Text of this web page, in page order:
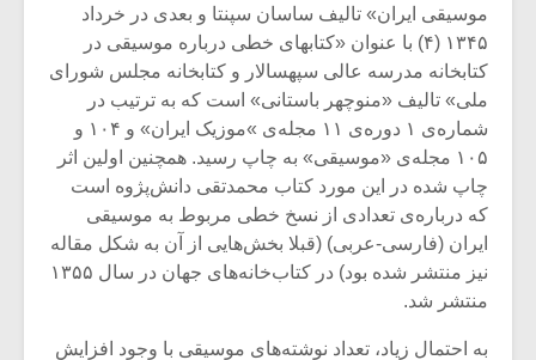
موسیقی ایران» تالیف ساسان سپنتا و بعدی در خرداد
۱۳۴۵ (۴) با عنوان «کتابهای خطی درباره موسیقی در
کتابخانه مدرسه عالی سپهسالار و کتابخانه مجلس شورای
ملی» تالیف «منوچهر باستانی» است که به ترتیب در
شماره‌‌ی ۱ دوره‌ی ۱۱ مجله‌ی ‌»موزیک ایران» و ۱۰۴ و
۱۰۵ مجله‌ی «موسیقی» به چاپ رسید. همچنین اولین اثر
چاپ شده در این مورد کتاب محمدتقی دانش‌پژوه است
که درباره‌ی تعدادی از نسخ خطی مربوط به موسیقی
ایران (فارسی-عربی) (قبلا بخش‌هایی از آن به شکل مقاله
نیز منتشر شده بود) در کتاب‌خانه‌های جهان در سال ۱۳۵۵
منتشر شد.
به احتمال زیاد، تعداد نوشته‌های موسیقی با وجود افزایش